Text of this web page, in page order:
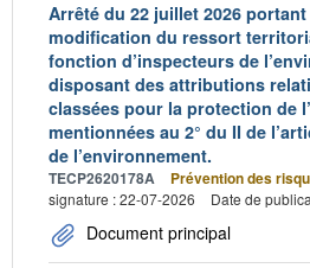
Arrêté du 22 juillet 2026
modification du ressort
fonction d’inspecteurs de
disposant des attributions
classées pour la protection de
mentionnées au 2° du II de
de l’environnement.
TECP2620178A Prévention des
signature : 22-07-2026
Date de
Document principal